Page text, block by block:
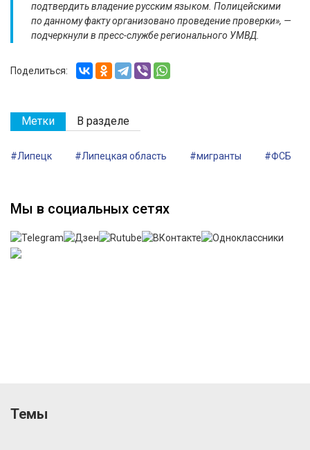
подтвердить владение русским языком. Полицейскими
по данному факту организовано проведение проверки», —
подчеркнули в пресс-службе регионального УМВД.
Поделиться:
Метки В разделе
#Липецк #Липецкая область #мигранты #ФСБ
Мы в социальных сетях
Темы